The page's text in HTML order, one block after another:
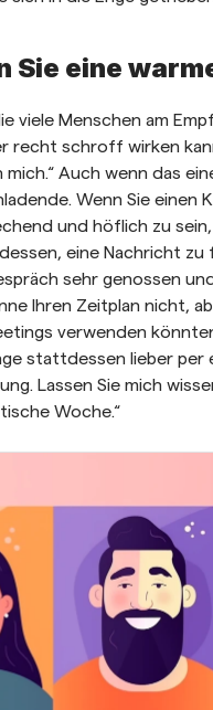
Sie eine
viele Menschen am
recht schroff wirken
mich.“ Auch wenn das
Wenn Sie einen
und höflich zu
eine Nachricht zu
sehr genossen
Ihren Zeitplan nicht,
verwenden
stattdessen lieber per
Lassen Sie mich
Woche.“